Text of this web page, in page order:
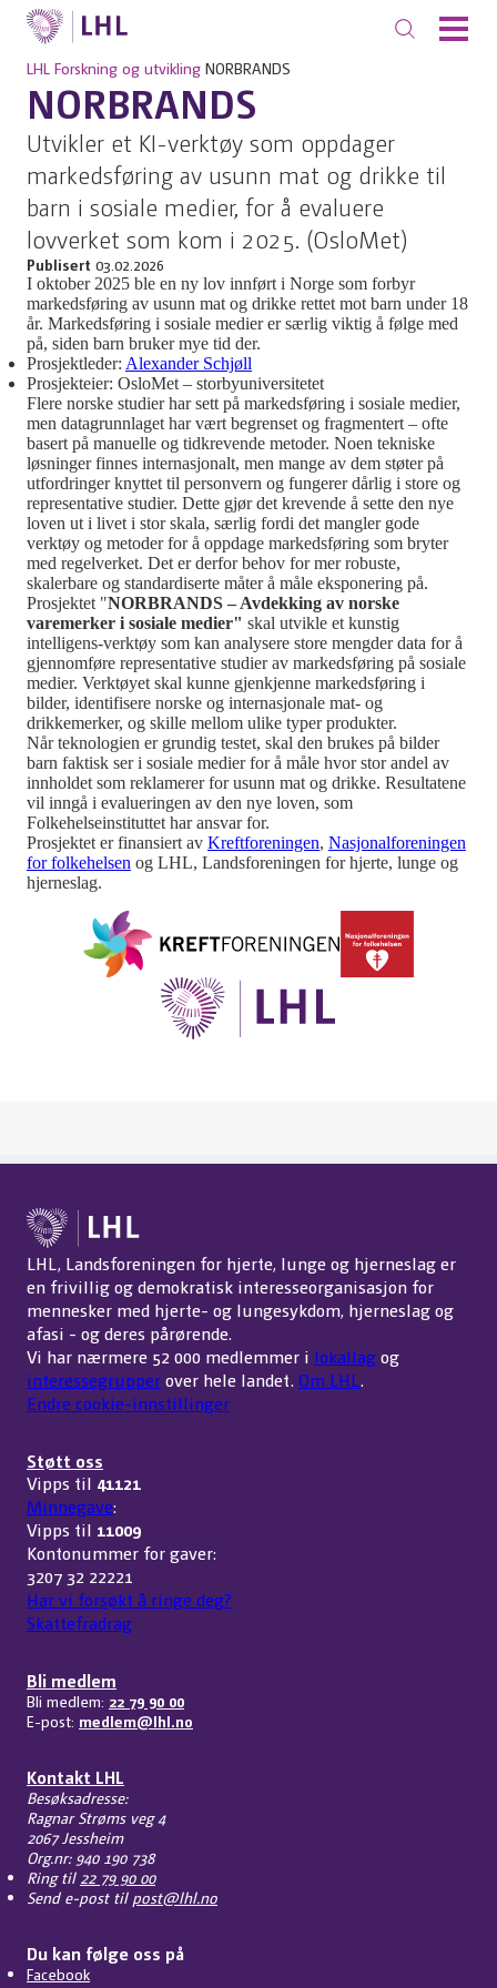
LHL Forskning og utvikling NORBRANDS
NORBRANDS
Utvikler et KI-verktøy som oppdager
markedsføring av usunn mat og drikke til
barn i sosiale medier, for å evaluere
lovverket som kom i 2025. (OsloMet)
Publisert 03.02.2026
I oktober 2025 ble en ny lov innført i Norge som forbyr
markedsføring av usunn mat og drikke rettet mot barn under 18
år. Markedsføring i sosiale medier er særlig viktig å følge med
på, siden barn bruker mye tid der.
Prosjektleder: Alexander Schjøll
Prosjekteier: OsloMet – storbyuniversitetet
Flere norske studier har sett på markedsføring i sosiale medier,
men datagrunnlaget har vært begrenset og fragmentert – ofte
basert på manuelle og tidkrevende metoder. Noen tekniske
løsninger finnes internasjonalt, men mange av dem støter på
utfordringer knyttet til personvern og fungerer dårlig i store og
representative studier. Dette gjør det krevende å sette den nye
loven ut i livet i stor skala, særlig fordi det mangler gode
verktøy og metoder for å oppdage markedsføring som bryter
med regelverket. Det er derfor behov for mer robuste,
skalerbare og standardiserte måter å måle eksponering på.
Prosjektet "NORBRANDS – Avdekking av norske
varemerker i sosiale medier" skal utvikle et kunstig
intelligens-verktøy som kan analysere store mengder data for å
gjennomføre representative studier av markedsføring på sosiale
medier. Verktøyet skal kunne gjenkjenne markedsføring i
bilder, identifisere norske og internasjonale mat- og
drikkemerker, og skille mellom ulike typer produkter.
Når teknologien er grundig testet, skal den brukes på bilder
barn faktisk ser i sosiale medier for å måle hvor stor andel av
innholdet som reklamerer for usunn mat og drikke. Resultatene
vil inngå i evalueringen av den nye loven, som
Folkehelseinstituttet har ansvar for.
Prosjektet er finansiert av Kreftforeningen, Nasjonalforeningen
for folkehelsen og LHL, Landsforeningen for hjerte, lunge og
hjerneslag.
LHL, Landsforeningen for hjerte, lunge og hjerneslag er
en frivillig og demokratisk interesseorganisasjon for
mennesker med hjerte- og lungesykdom, hjerneslag og
afasi - og deres pårørende.
Vi har nærmere 52 000 medlemmer i lokallagog
interessegrupperover hele landet. Om LHL.
Endre cookie-innstillinger
Støtt oss
Vipps til 41121
Minnegave:
Vipps til 11009
Kontonummer for gaver:
3207 32 22221
Har vi forsøkt å ringe deg?
Skattefradrag
Bli medlem
Bli medlem: 22 79 90 00
E-post: medlem@lhl.no
Kontakt LHL
Besøksadresse:
Ragnar Strøms veg 4
2067 Jessheim
Org.nr: 940 190 738
Ring til 22 79 90 00
Send e-post til post@lhl.no
Du kan følge oss på
Facebook